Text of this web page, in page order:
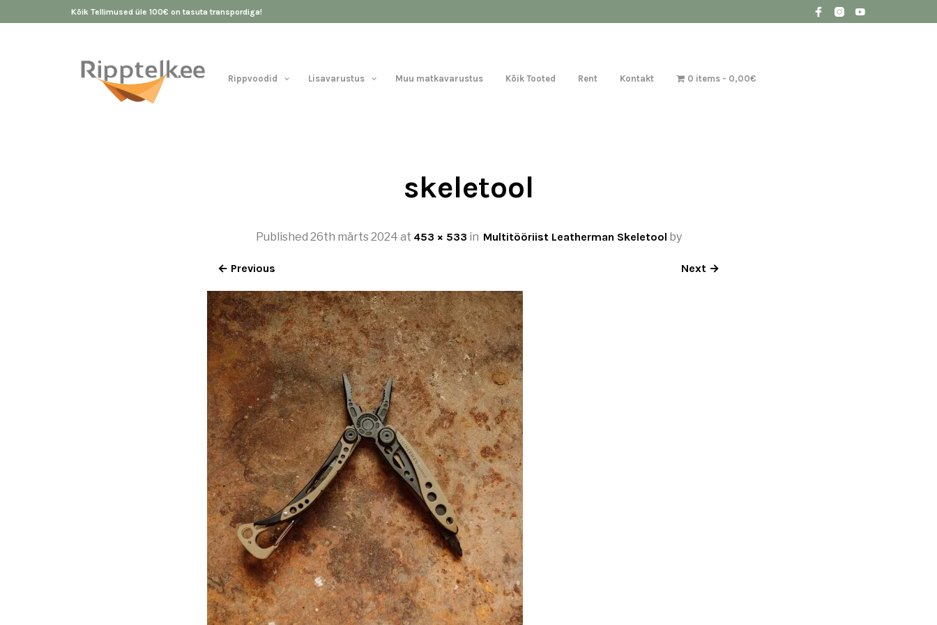
Kõik Tellimused üle 100€ on tasuta transpordiga!
Rippvoodid Lisavarustus Muu matkavarustus Kõik Tooted Rent Kontakt 0 items 0,00€
skeletool
Published 26th märts 2024 at 453 × 533 in Multitööriist Leatherman Skeletool by
← Previous Next →